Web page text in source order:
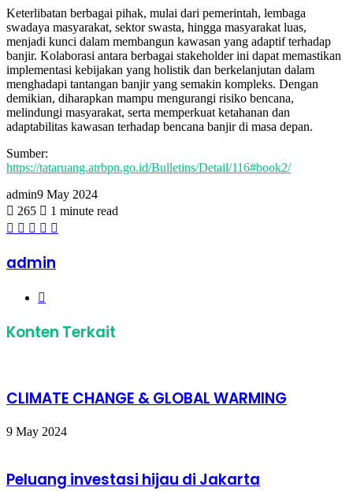
Keterlibatan berbagai pihak, mulai dari pemerintah, lembaga
swadaya masyarakat, sektor swasta, hingga masyarakat luas,
menjadi kunci dalam membangun kawasan yang adaptif terhadap
banjir. Kolaborasi antara berbagai stakeholder ini dapat memastikan
implementasi kebijakan yang holistik dan berkelanjutan dalam
menghadapi tantangan banjir yang semakin kompleks. Dengan
demikian, diharapkan mampu mengurangi risiko bencana,
melindungi masyarakat, serta memperkuat ketahanan dan
adaptabilitas kawasan terhadap bencana banjir di masa depan.
Sumber:
https://tataruang.atrbpn.go.id/Bulletins/Detail/116#book2/
admin9 May 2024
265
1 minute read
Facebook
Twitter
LinkedIn
Share
admin
Konten Terkait
CLIMATE CHANGE & GLOBAL WARMING
9 May 2024
Peluang investasi hijau di Jakarta